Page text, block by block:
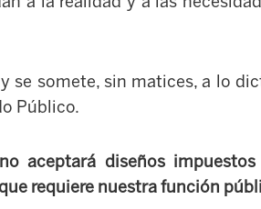
se somete, sin matices, a lo
Público.
aceptará diseños impuestos
requiere nuestra función